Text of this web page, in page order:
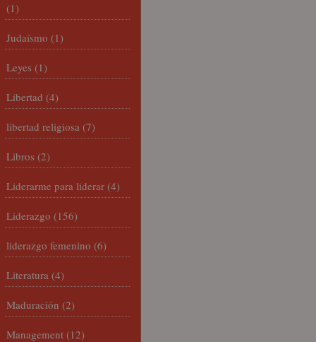
(1)
Judaísmo (1)
Leyes (1)
Libertad (4)
libertad religiosa (7)
Libros (2)
Liderarme para liderar (4)
Liderazgo (156)
liderazgo femenino (6)
Literatura (4)
Maduración (2)
Management (12)